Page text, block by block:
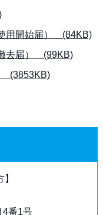
用開始届） (84KB)
去届） (99KB)
(3853KB)
番1号